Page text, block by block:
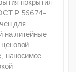
покрытия
Р 56674-
для
на литейные
наносимое